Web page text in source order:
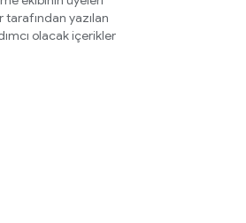
tarafından yazılan
olacak içerikler